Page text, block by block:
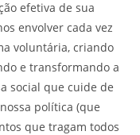
efetiva de sua
envolver cada vez
voluntária, criando
e transformando a
social que cuide de
política (que
que tragam todos